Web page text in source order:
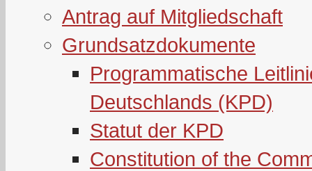
Antrag auf Mitgliedschaft
Grundsatzdokumente
Programmatische
Deutschlands (KPD)
Statut der KPD
Constitution of the